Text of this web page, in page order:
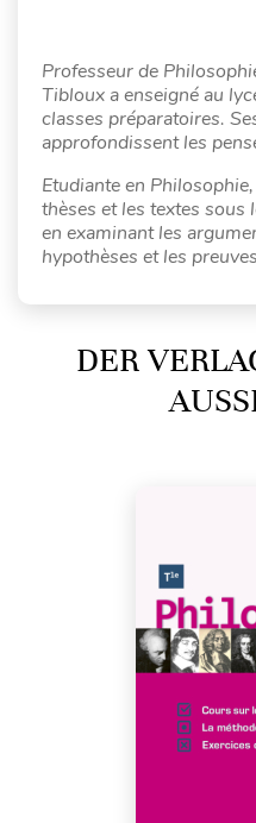
Professeur de
Tibloux a enseigné au
classes préparatoires.
approfondissent les
Etudiante en
thèses et les textes
en examinant les
hypothèses et les
DER